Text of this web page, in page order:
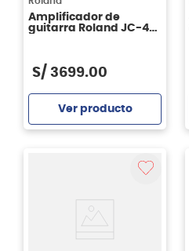
Amplificador de
guitarra Roland JC-40
S/ 3699.00
Ver producto